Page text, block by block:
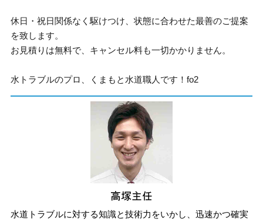
休日・祝日関係なく駆けつけ、状態に合わせた最善のご提案
を致します。
お見積りは無料で、キャンセル料も一切かかりません。
水トラブルのプロ、くまもと水道職人です！fo2
水道トラブルに対する知識と技術力をいかし、迅速かつ確実